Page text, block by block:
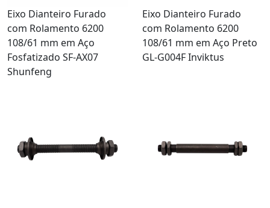
Eixo Dianteiro Furado
com Rolamento 6200
108/61 mm em Aço
Fosfatizado SF-AX07
Shunfeng
Eixo Dianteiro Furado
com Rolamento 6200
108/61 mm em Aço Preto
GL-G004F Inviktus